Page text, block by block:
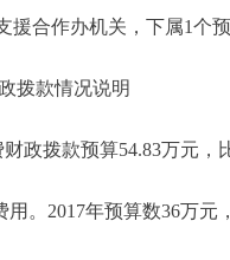
援合作办机关，下属1个
拨款情况说明
拨款预算54.83万元，
2017年预算数36万元